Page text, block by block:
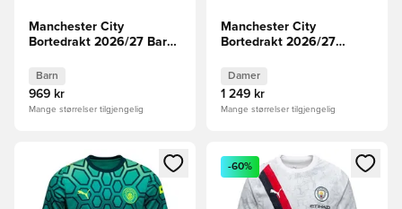
Manchester City
Bortedrakt 2026/27 Barn
FORHÅNDSBESTILLING
Barn
969 kr
Mange størrelser tilgjengelig
Manchester City
Bortedrakt 2026/27
Damer
1 249 kr
Mange størrelser tilgjengelig
Åpner en Modal for å logge inn eller registrere deg som
Åpner en Modal for å logge
-60%